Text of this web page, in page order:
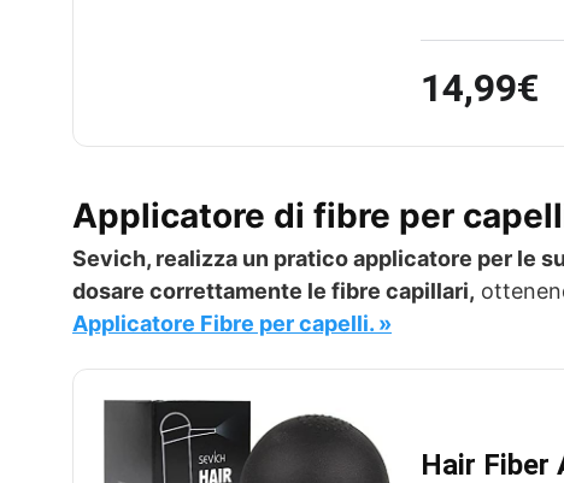
14,99€
Applicatore di fibre per
Sevich, realizza un pratico applicatore per le
dosare correttamente le fibre capillari,
Applicatore Fibre per capelli. »
Hair Fiber